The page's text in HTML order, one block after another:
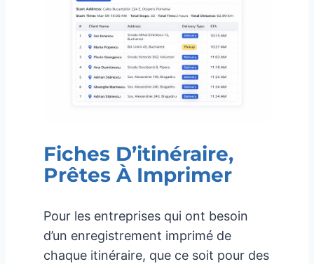
Fiches D’itinéraire,
Prêtes À Imprimer
Pour les entreprises qui ont besoin
d’un enregistrement imprimé de
chaque itinéraire, que ce soit pour des